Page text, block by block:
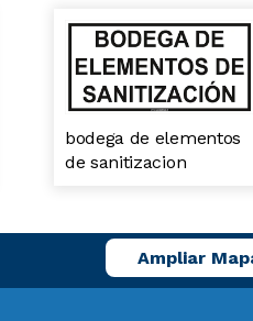
bodega de elementos
de sanitizacion
Ampliar